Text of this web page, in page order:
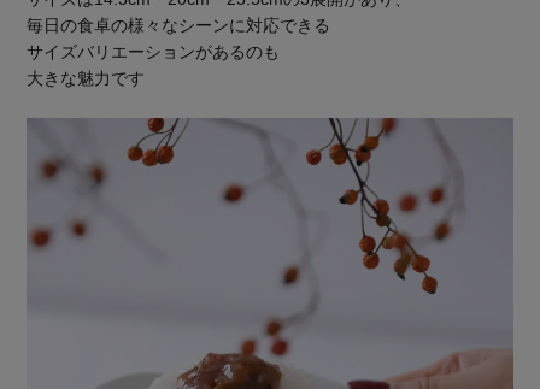
毎日の食卓の様々なシーンに対応できる
サイズバリエーションがあるのも
大きな魅力です